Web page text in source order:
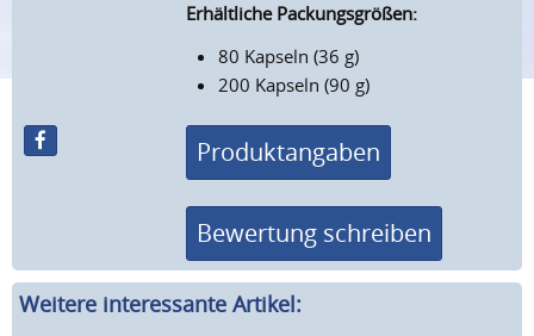
Erhältliche Packungsgrößen:
80 Kapseln (36 g)
200 Kapseln (90 g)
Produktangaben
Bewertung schreiben
Weitere interessante Artikel: